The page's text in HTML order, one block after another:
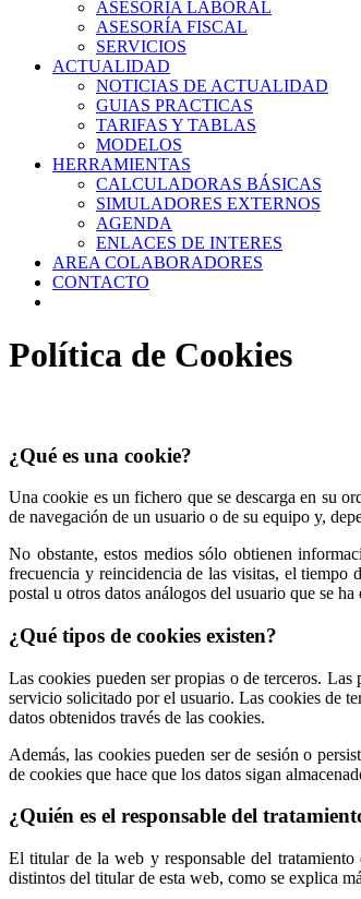
ASESORIA LABORAL
ASESORÍA FISCAL
SERVICIOS
ACTUALIDAD
NOTICIAS DE ACTUALIDAD
GUIAS PRACTICAS
TARIFAS Y TABLAS
MODELOS
HERRAMIENTAS
CALCULADORAS BÁSICAS
SIMULADORES EXTERNOS
AGENDA
ENLACES DE INTERES
AREA COLABORADORES
CONTACTO
Política de Cookies
¿Qué es una cookie?
Una cookie es un fichero que se descarga en su
de navegación de un usuario o de su equipo y,
No obstante, estos medios sólo obtienen
frecuencia y reincidencia de las visitas, el tiempo
postal u otros datos análogos del usuario que se ha
¿Qué tipos de cookies existen?
Las cookies pueden ser propias o de terceros.
servicio solicitado por el usuario. Las cookies de
datos obtenidos través de las cookies.
Además, las cookies pueden ser de sesión o
de cookies que hace que los datos sigan
¿Quién es el responsable del
El titular de la web y responsable del
distintos del titular de esta web, como se explica